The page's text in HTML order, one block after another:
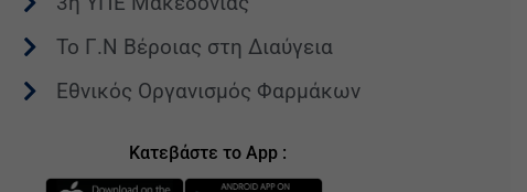
Το Γ.Ν Βέροιας στη Διαύγεια
Εθνικός Οργανισμός Φαρμάκων
Κατεβάστε το App :